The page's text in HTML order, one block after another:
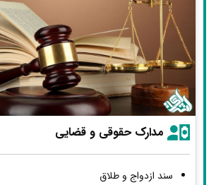
مدارک حقوقی و قضایی
سند ازدواج و طلاق